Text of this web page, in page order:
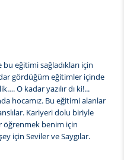
bu eğitimi sağladıkları için
gördüğüm eğitimler içinde
O kadar yazılır dı ki!...
hocamız. Bu eğitimi alanlar
Kariyeri dolu biriyle
öğrenmek benim için
için Seviler ve Saygılar.